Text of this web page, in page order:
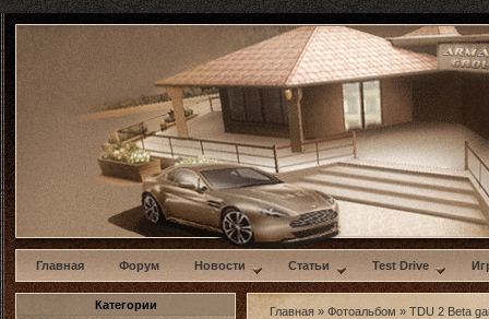
w
Главная Форум Новости Статьи Test Drive
Категории
Главная » Фотоальбом » TDU 2 Beta